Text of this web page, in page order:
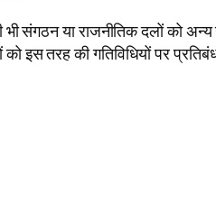
संगठन या राजनीतिक दलों को
इस तरह की गतिविधियों पर